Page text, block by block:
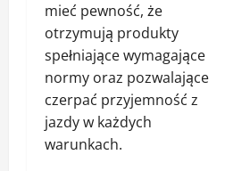
mieć pewność, że
otrzymują produkty
spełniające wymagające
normy oraz pozwalające
czerpać przyjemność z
jazdy w każdych
warunkach.